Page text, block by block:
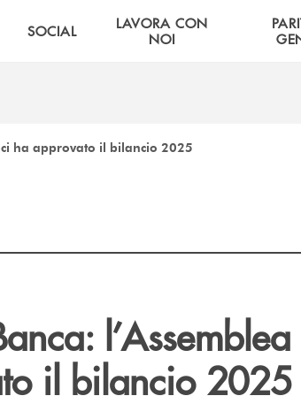
SOCIAL
LAVORA CON
NOI
ha approvato il bilancio 2025
il bilancio 2025